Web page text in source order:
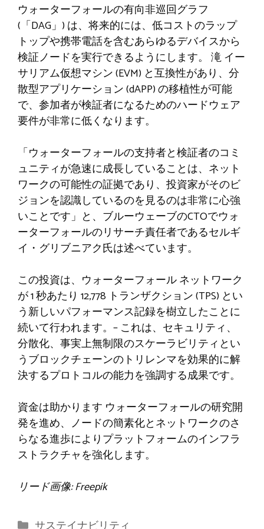
ウォーターフォールの有向非巡回グラフ
(「DAG」) は、将来的には、低コストのラップ
トップや携帯電話を含むあらゆるデバイスから
検証ノードを実行できるようにします。 滝 イー
サリアム仮想マシン (EVM) と互換性があり、分
散型アプリケーション (dAPP) の移植性が可能
で、参加者が検証者になるためのハードウェア
要件が非常に低くなります。
「ウォーターフォールの支持者と検証者のコミ
ュニティが急速に成長していることは、ネット
ワークの可能性の証拠であり、投資家がそのビ
ジョンを認識しているのを見るのは非常に心強
いことです」と、ブルーウェーブのCTOでウォ
ーターフォールのリサーチ責任者であるセルギ
イ・グリブニアク氏は述べています。
この投資は、ウォーターフォール ネットワーク
が 1 秒あたり 12,778 トランザクション (TPS) とい
う新しいパフォーマンス記録を樹立したことに
続いて行われます。 – これは、セキュリティ、
分散化、事実上無制限のスケーラビリティとい
うブロックチェーンのトリレンマを効果的に解
決するプロトコルの能力を強調する成果です。
資金は助かります ウォーターフォールの研究開
発を進め、ノードの簡素化とネットワークのさ
らなる進歩によりプラットフォームのインフラ
ストラクチャを強化します。
リード画像: Freepik
カ